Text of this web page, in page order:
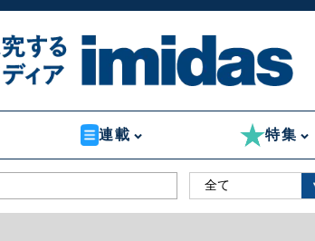
連載 特集